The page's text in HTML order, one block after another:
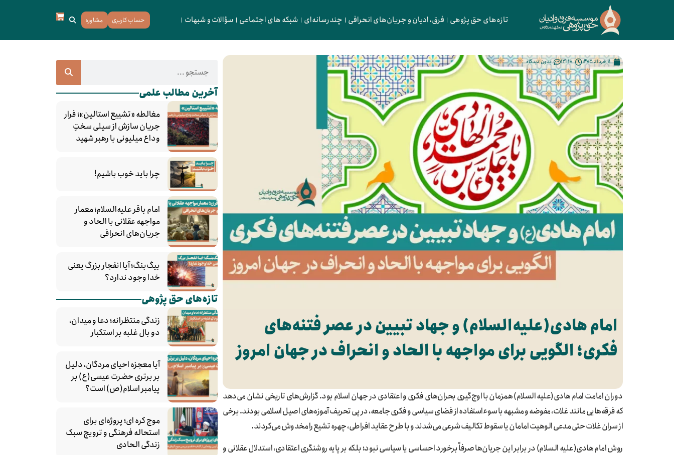
تازه‌های حق پژوهی فرق، ادیان و جریان‌های انحرافی چندرسانه‌ای شبکه های اجتماعی سؤالات و شبهات حساب کاربری مشاوره
11 خرداد 1405 13:18 بدون دیدگاه
امام هادی(علیه‌السلام) و جهاد تبیین در عصر فتنه‌های
فکری؛ الگویی برای مواجهه با الحاد و انحراف در جهان امروز
دوران امامت امام هادی(علیه السلام) همزمان با اوج‌گیری بحران‌های فکری و اعتقادی در جهان اسلام بود. گزارش‌های تاریخی نشان می‌دهد
که فرقه‌هایی مانند غلات، مفوضه و مشبهه با سوءاستفاده از فضای سیاسی و فکری جامعه، در پی تحریف آموزه‌های اصیل اسلامی بودند. برخی
از سران غلات حتی مدعی الوهیت امامان یا سقوط تکالیف شرعی می‌شدند و با طرح عقاید افراطی، چهره تشیع را مخدوش می‌کردند.
روش امام هادی(علیه السلام) در برابر این جریان‌ها صرفاً برخورد احساسی یا سیاسی نبود؛ بلکه بر پایه روشنگری اعتقادی، استدلال عقلانی و
آخرین مطالب علمی
مغالطه «تشییع استالین»؛ فرار
جریان سازش از سیلی سختِ
وداع میلیونی با رهبر شهید
چرا باید خوب باشیم!
امام باقر علیه‌السلام؛ معمار
مواجهه عقلانی با الحاد و
جریان‌های انحرافی
بیگ‌بنگ؛ آیا انفجار بزرگ یعنی
خدا وجود ندارد؟
تازه‌های حق پژوهی
زندگی منتظرانه؛ دعا و میدان،
دو بال غلبه بر استکبار
آیا معجزه احیای مردگان، دلیل
بر برتری حضرت عیسی(ع) بر
پیامبر اسلام(ص) است؟
موج کره‌ ای؛ پروژه‌ای برای
استحاله فرهنگی و ترویج سبک
زندگی الحادی